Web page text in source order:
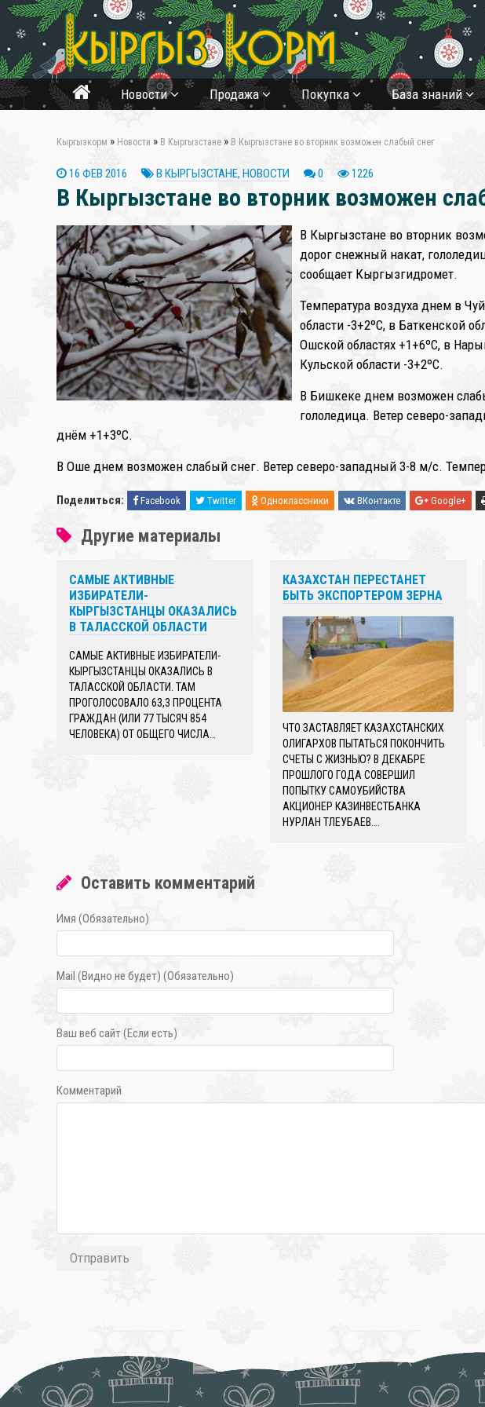
Новости Продажа Покупка База знаний
Кыргызкорм » Новости » В Кыргызстане » В Кыргызстане во вторник возможен слабый снег
16 ФЕВ 2016 В КЫРГЫЗСТАНЕ, НОВОСТИ 0 1226
В Кыргызстане во вторник возможен
В Кыргызстане во вторник
дорог снежный накат,
сообщает Кыргызгидромет.
Температура воздуха днем в
области -3+2ºС, в Баткенской
Ошской областях +1+6ºС, в
Кульской области -3+2ºС.
В Бишкеке днем возможен
гололедица. Ветер северо-
днём +1+3ºC.
В Оше днем возможен слабый снег. Ветер северо-западный 3-8 м/с.
Поделиться: Facebook Twitter Одноклассники ВКонтакте Google+
Другие материалы
САМЫЕ АКТИВНЫЕ
ИЗБИРАТЕЛИ-
КЫРГЫЗСТАНЦЫ ОКАЗАЛИСЬ
В ТАЛАССКОЙ ОБЛАСТИ
САМЫЕ АКТИВНЫЕ ИЗБИРАТЕЛИ-
КЫРГЫЗСТАНЦЫ ОКАЗАЛИСЬ В
ТАЛАССКОЙ ОБЛАСТИ. ТАМ
ПРОГОЛОСОВАЛО 63,3 ПРОЦЕНТА
ГРАЖДАН (ИЛИ 77 ТЫСЯЧ 854
ЧЕЛОВЕКА) ОТ ОБЩЕГО ЧИСЛА…
КАЗАХСТАН ПЕРЕСТАНЕТ
БЫТЬ ЭКСПОРТЕРОМ ЗЕРНА
ЧТО ЗАСТАВЛЯЕТ КАЗАХСТАНСКИХ
ОЛИГАРХОВ ПЫТАТЬСЯ ПОКОНЧИТЬ
СЧЕТЫ С ЖИЗНЬЮ? В ДЕКАБРЕ
ПРОШЛОГО ГОДА СОВЕРШИЛ
ПОПЫТКУ САМОУБИЙСТВА
АКЦИОНЕР КАЗИНВЕСТБАНКА
НУРЛАН ТЛЕУБАЕВ….
Оставить комментарий
Имя (Обязательно)
Mail (Видно не будет) (Обязательно)
Ваш веб сайт (Если есть)
Комментарий
❄